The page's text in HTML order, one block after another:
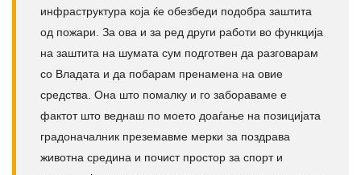
инфраструктура која ќе обезбеди подобра заштита
од пожари. За ова и за ред други работи во функција
на заштита на шумата сум подготвен да разговарам
со Владата и да побарам пренамена на овие
средства. Она што помалку и го забораваме е
фактот што веднаш по моето доаѓање на позицијата
градоначалник преземавме мерки за поздрава
животна средина и почист простор за спорт и